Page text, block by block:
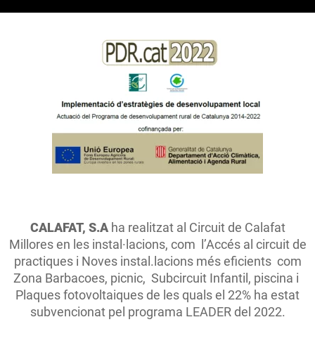
CALAFAT, S.Aha realitzat al Circuit de Calafat
Millores en les instal·lacions, com l’Accés al circuit de
practiques i Noves instal.lacions més eficients com
Zona Barbacoes, picnic, Subcircuit Infantil, piscina i
Plaques fotovoltaiques de les quals el 22% ha estat
subvencionat pel programa LEADER del 2022.